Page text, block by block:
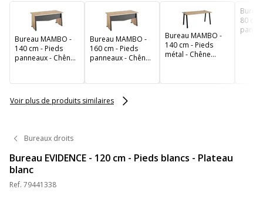
Bureau MAMBO -
140 cm - Pieds
panneaux - Chêne
Bureau MAMBO -
160 cm - Pieds
panneaux - Chêne
Bureau MAMBO -
140 cm - Pieds
métal - Chêne
80 cm
Voir plus de produits similaires
Bureaux droits
Bureau EVIDENCE - 120 cm - Pieds blancs - Plateau
blanc
Ref. 79441338